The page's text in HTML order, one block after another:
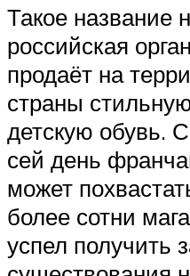
Такое название
российская
продаёт на
страны
детскую обувь.
сей день
может
более сотни
успел получить